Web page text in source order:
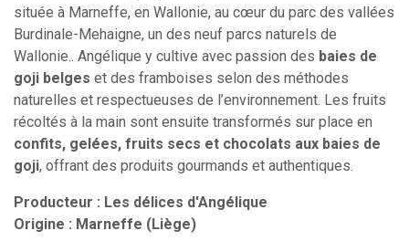
située à Marneffe, en Wallonie, au cœur du parc des vallées
Burdinale-Mehaigne, un des neuf parcs naturels de
Wallonie.. Angélique y cultive avec passion des baies de
goji belges et des framboises selon des méthodes
naturelles et respectueuses de l’environnement. Les fruits
récoltés à la main sont ensuite transformés sur place en
confits, gelées, fruits secs et chocolats aux baies de
goji, offrant des produits gourmands et authentiques.
Producteur : Les délices d'Angélique
Origine : Marneffe (Liège)